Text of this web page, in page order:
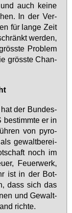
auch kei­ne
In der Ver­
für lan­ge Zeit
wer­den,
Pro­blem
gröss­te Chan­
hat der Bun­des­
be­stimm­te er in
von py­ro­
ge­walt­be­rei­
noch im
Feu­er­werk,
ist in der Bot­
dass sich das
und Ge­walt­
rich­te.